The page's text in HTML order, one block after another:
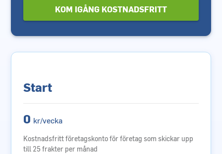
KOM IGÅNG KOSTNADSFRITT
Start
0 kr/vecka
Kostnadsfritt företagskonto för företag som skickar upp
till 25 frakter per månad